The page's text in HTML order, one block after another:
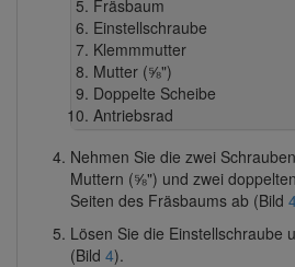
Fräsbaum
Einstellschraube
Klemmmutter
Mutter (⅝")
Doppelte Scheibe
Antriebsrad
Nehmen Sie die zwei
Muttern (⅝") und zwei
Seiten des Fräsbaums ab (Bild
Lösen Sie die Einstellschraube
(Bild 4).